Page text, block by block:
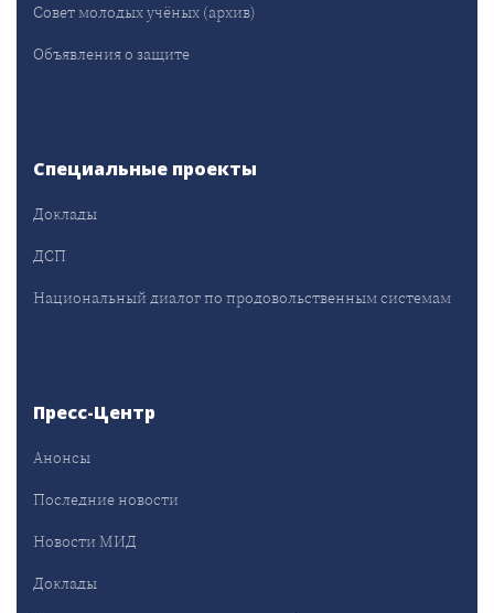
Совет молодых учёных (архив)
Объявления о защите
Специальные проекты
Доклады
ДСП
Национальный диалог по продовольственным системам
Пресс-Центр
Анонсы
Последние новости
Новости МИД
Доклады